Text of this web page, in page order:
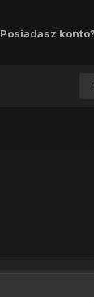
Posiadasz